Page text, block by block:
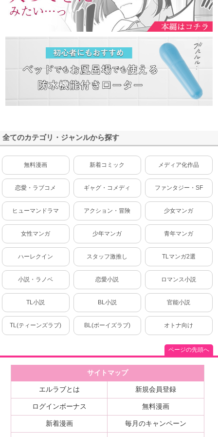
全てのカテゴリ・ジャンルから探す
無料漫画 新着コミック メディア化作品
恋愛・ラブコメ ギャグ・コメディ ファンタジー・SF
ヒューマンドラマ アクション・冒険 少女マンガ
女性マンガ 少年マンガ 青年マンガ
ハーレクイン スタッフ激推し TLマンガ2選
小説・ラノベ 恋愛小説 ロマンス小説
TL小説 BL小説 官能小説
TL(ティーンズラブ) BL(ボーイズラブ) オトナ向け
ページの先頭へ
サイトマップ
エルラブとは 新規会員登録
ログインボーナス 無料漫画
新着漫画 毎月のキャンペーン